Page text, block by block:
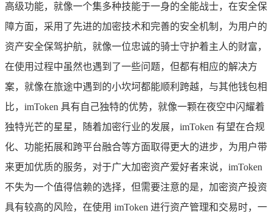
高级功能，就像一个集多种技能于一身的全能战士，在安全保
障方面，采用了先进的加密技术和完善的安全机制，为用户的
资产安全保驾护航，就像一位忠诚的骑士守护着主人的财富，
在使用过程中虽然也遇到了一些问题，但都有相应的解决方
案，就像在旅途中遇到的小坎坷都能顺利跨越，与其他钱包相
比，imToken 具有自己独特的优势，就像一颗在夜空中闪耀着
独特光芒的星星，随着加密行业的发展，imToken 有望在合规
化、功能拓展和跨平台融合等方面取得更大的进步，为用户带
来更加优质的服务，对于广大加密资产爱好者来说，imToken
不失为一个值得信赖的选择，但需要注意的是，加密资产投资
具有较高的风险，在使用 imToken 进行资产管理和交易时，一